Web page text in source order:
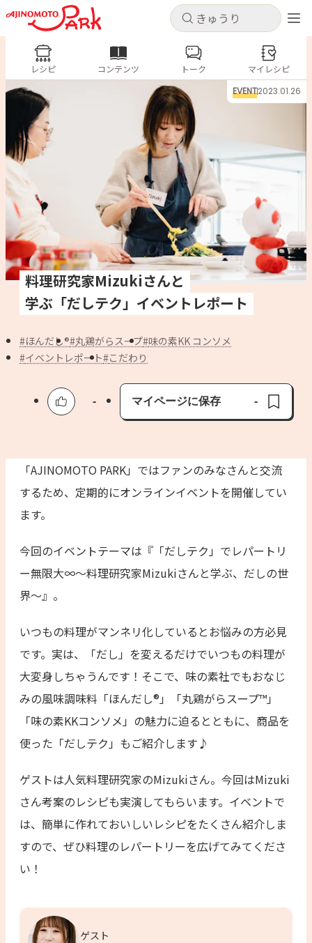
キャンセル
ログインするとレシピを保存できます
新規登録
コンテンツ
レシピ
トーク
よくあるお問い合わせ
お買い物
AJINOMOTO PARK とは
キャンセル
レシピ コンテンツ
人気の食材・レシピ
なす トマト
とうもろこし
みょうが ゴーヤ
レシピ コンテンツ トーク マイレシピ
料理研究家Mizukiさんと
学ぶ「だしテク」イベントレポート
ほんだし® 丸鶏がらスープ 味の素KK コンソメ
イベントレポート こだわり
-
マイページに保存
保存済み
-
EVENT2023.01.26
「AJINOMOTO PARK」ではファンのみなさんと交流
するため、定期的にオンラインイベントを開催してい
ます。
今回のイベントテーマは『「だしテク」でレパートリ
ー無限大∞〜料理研究家Mizukiさんと学ぶ、だしの世
界〜​』。
いつもの料理がマンネリ化しているとお悩みの方必見
です。実は、「だし」を変えるだけでいつもの料理が
大変身しちゃうんです！そこで、味の素社でもおなじ
みの風味調味料「ほんだし®」「丸鶏がらスープ™」
「味の素KKコンソメ」の魅力に迫るとともに、商品を
使った「だしテク」もご紹介します♪
ゲストは人気料理研究家のMizukiさん。今回はMizuki
さん考案のレシピも実演してもらいます。イベントで
は、簡単に作れておいしいレシピをたくさん紹介しま
すので、ぜひ料理のレパートリーを広げてみてくださ
い！
ゲスト